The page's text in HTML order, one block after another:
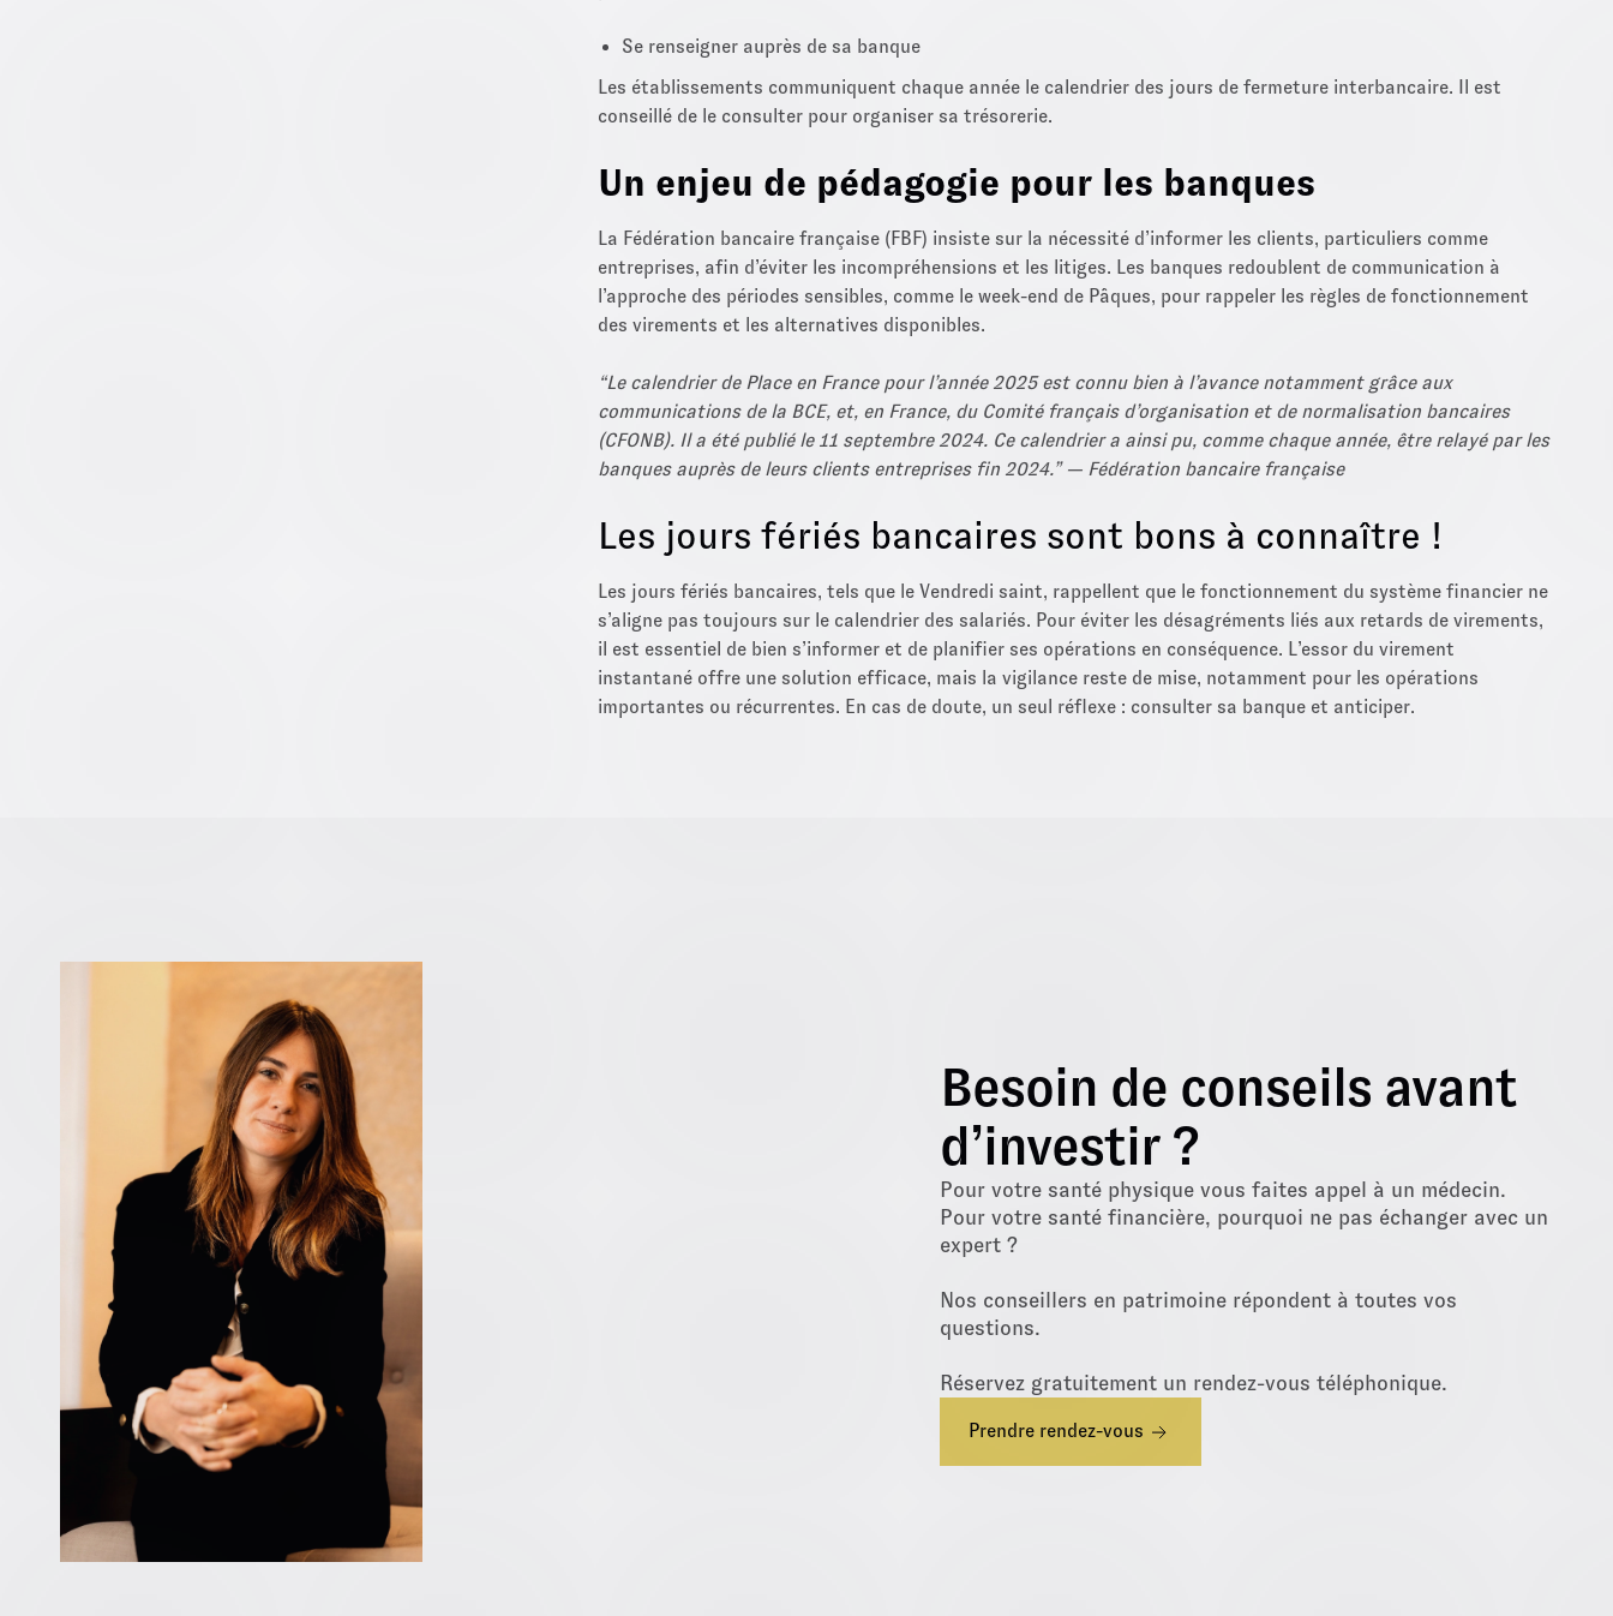
Se renseigner auprès de sa banque
Les établissements communiquent chaque année le calendrier des jours de fermeture interbancaire. Il est
conseillé de le consulter pour organiser sa trésorerie.
Un enjeu de pédagogie pour les banques
La Fédération bancaire française (FBF) insiste sur la nécessité d’informer les clients, particuliers comme
entreprises, afin d’éviter les incompréhensions et les litiges. Les banques redoublent de communication à
l’approche des périodes sensibles, comme le week-end de Pâques, pour rappeler les règles de fonctionnement
des virements et les alternatives disponibles.
“Le calendrier de Place en France pour l’année 2025 est connu bien à l’avance notamment grâce aux
communications de la BCE, et, en France, du Comité français d’organisation et de normalisation bancaires
(CFONB). Il a été publié le 11 septembre 2024. Ce calendrier a ainsi pu, comme chaque année, être relayé par les
banques auprès de leurs clients entreprises fin 2024.” — Fédération bancaire française
Les jours fériés bancaires sont bons à connaître !
Les jours fériés bancaires, tels que le Vendredi saint, rappellent que le fonctionnement du système financier ne
s’aligne pas toujours sur le calendrier des salariés. Pour éviter les désagréments liés aux retards de virements,
il est essentiel de bien s’informer et de planifier ses opérations en conséquence. L’essor du virement
instantané offre une solution efficace, mais la vigilance reste de mise, notamment pour les opérations
importantes ou récurrentes. En cas de doute, un seul réflexe : consulter sa banque et anticiper.
Besoin de conseils avant
d’investir ?
Pour votre santé physique vous faites appel à un médecin.
Pour votre santé financière, pourquoi ne pas échanger avec un
expert ?
Nos conseillers en patrimoine répondent à toutes vos
questions.
Réservez gratuitement un rendez-vous téléphonique.
Prendre rendez-vous